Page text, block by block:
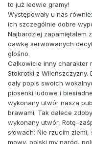
to już ledwie gramy!
Występowały u nas
ich szczególnie dobre
Najbardziej zapamiętałem
dawkę serwowanych
głośno.
Całkowicie inny charakter
Stokrotki z
dały popis swoich
piosenki ludowe i
wykonany utwór nasza
brawami. Tak dalece
wykonany utwór,
słowach: Nie rzucim
mowy, polski my naród,